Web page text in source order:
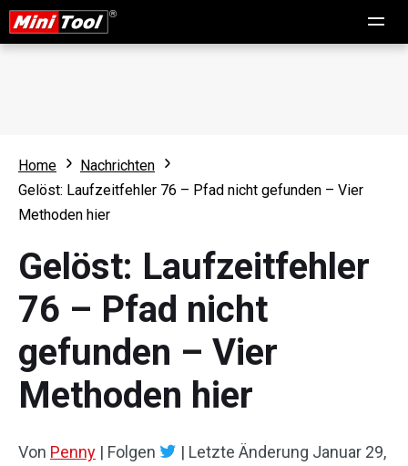
Home
Nachrichten
Gelöst: Laufzeitfehler 76 – Pfad nicht gefunden – Vier
Methoden hier
Gelöst: Laufzeitfehler
76 – Pfad nicht
gefunden – Vier
Methoden hier
Von Penny | Folgen | Letzte Änderung Januar 29,